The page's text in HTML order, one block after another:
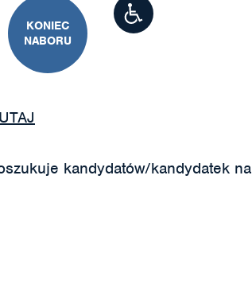
KONIEC
NABORU
kandydatów/kandydatek na